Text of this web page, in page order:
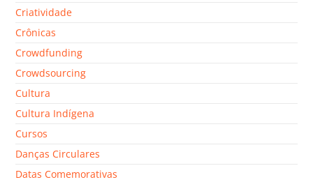
Criatividade
Crônicas
Crowdfunding
Crowdsourcing
Cultura
Cultura Indígena
Cursos
Danças Circulares
Datas Comemorativas